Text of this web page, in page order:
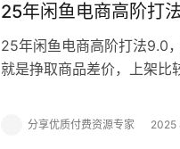
25年闲鱼电商高阶打
25年闲鱼电商高阶打法9.0
就是挣取商品差价，上架比
分享优质付费资源专家 2025